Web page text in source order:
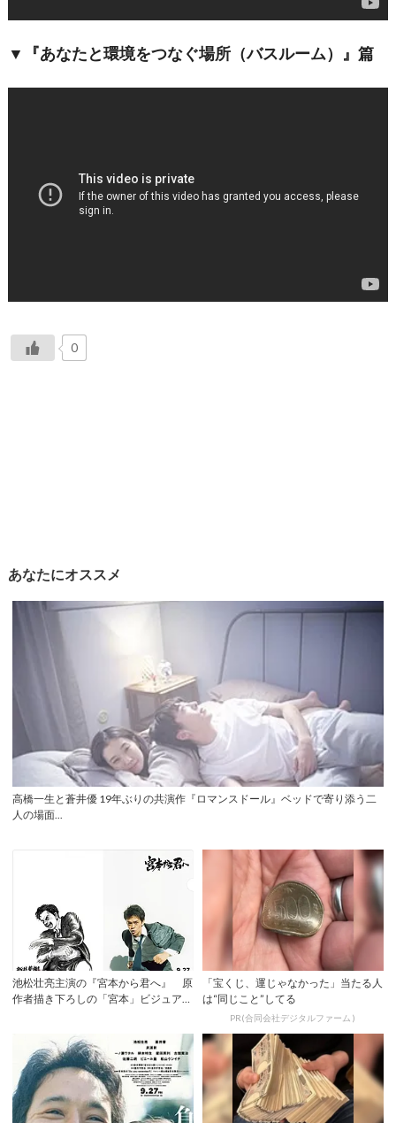
▼『あなたと環境をつなぐ場所（バスルーム）』篇
0
あなたにオススメ
高橋一生と蒼井優 19年ぶりの共演作『ロマンスドール』ベッドで寄り添う二
人の場面...
池松壮亮主演の『宮本から君へ』 原
作者描き下ろしの「宮本」ビジュアル
「宝くじ、運じゃなかった」当たる人
は“同じこと”してる
PR(合同会社デジタルファーム )